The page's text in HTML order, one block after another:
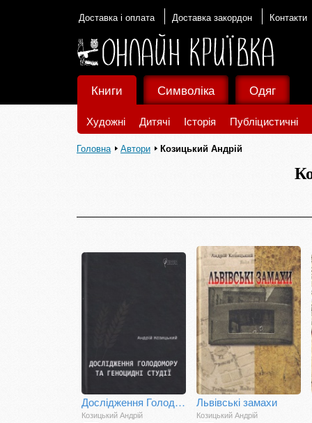
Доставка і оплата Доставка закордон Контакти
Книги
Художні Дитячі Історія Публіцистичні
Символіка Одяг
Головна Автори Козицький Андрій
Дослідження Голодомору та геноцидні студії
Козицький Андрій
Львівські замахи
Козицький Андрій